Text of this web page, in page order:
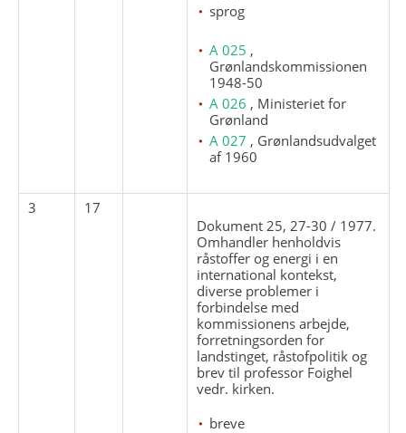
sprog
A 025 ,
Grønlandskommissionen
1948-50
A 026 , Ministeriet for
Grønland
A 027 , Grønlandsudvalget
af 1960
3
17
Dokument 25, 27-30 / 1977.
Omhandler henholdvis
råstoffer og energi i en
international kontekst,
diverse problemer i
forbindelse med
kommissionens arbejde,
forretningsorden for
landstinget, råstofpolitik og
brev til professor Foighel
vedr. kirken.
breve